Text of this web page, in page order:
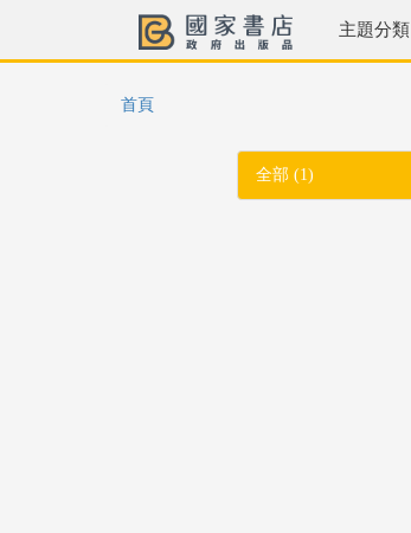
主題分類
首頁
全部 (1)